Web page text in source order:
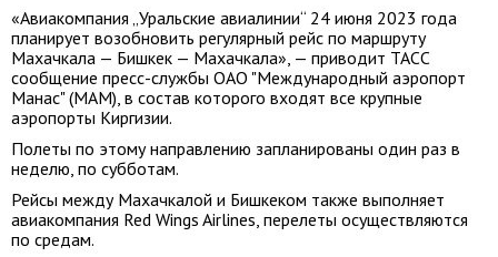
«Авиакомпания „Уральские авиалинии“ 24 июня 2023 года
планирует возобновить регулярный рейс по маршруту
Махачкала — Бишкек — Махачкала», — приводит ТАСС
сообщение пресс-службы ОАО "Международный аэропорт
Манас" (МАМ), в состав которого входят все крупные
аэропорты Киргизии.
Полеты по этому направлению запланированы один раз в
неделю, по субботам.
Рейсы между Махачкалой и Бишкеком также выполняет
авиакомпания Red Wings Airlines, перелеты осуществляются
по средам.